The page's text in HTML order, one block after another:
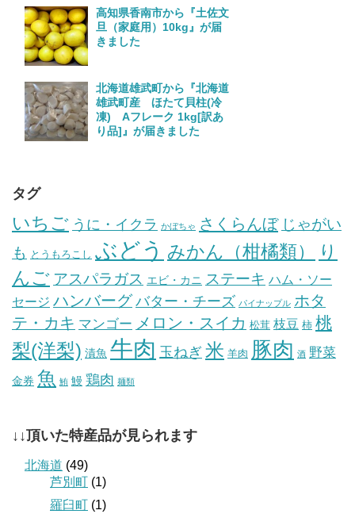
高知県香南市から『土佐文
旦（家庭用）10kg』が届
きました
北海道雄武町から『北海道
雄武町産 ほたて貝柱(冷
凍) Aフレーク 1kg[訳あ
り品]』が届きました
タグ
いちご うに・イクラ かぼちゃ さくらんぼ じゃがい
も とうもろこし ぶどう みかん（柑橘類）
り
んご アスパラガス エビ・カニ ステーキ ハム・ソー
セージ ハンバーグ バター・チーズ パイナップル ホタ
テ・カキ マンゴー メロン・スイカ 松茸 枝豆 柿 桃
梨(洋梨) 漬魚 牛肉 玉ねぎ 米 羊肉 豚肉 酒 野菜
金券 魚 鮪 鰻 鶏肉 麺類
↓↓頂いた特産品が見られます
北海道 (49)
芦別町 (1)
羅臼町 (1)